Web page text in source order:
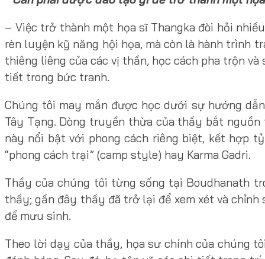
– Việc trở thành một họa sĩ Thangka đòi hỏi
rèn luyện kỹ năng hội họa, mà còn là hành trình
thiêng liêng của các vị thần, học cách pha trộn
tiết trong bức tranh.
Chúng tôi may mắn được học dưới sự hướng
Tây Tạng. Dòng truyền thừa của thầy bắt nguồn
này nổi bật với phong cách riêng biệt, kết hợp
“phong cách trại” (camp style) hay Karma Gadri.
Thầy của chúng tôi từng sống tại Boudhanath
thầy; gần đây thầy đã trở lại để xem xét và
để mưu sinh.
Theo lời dạy của thầy, họa sư chính của chúng